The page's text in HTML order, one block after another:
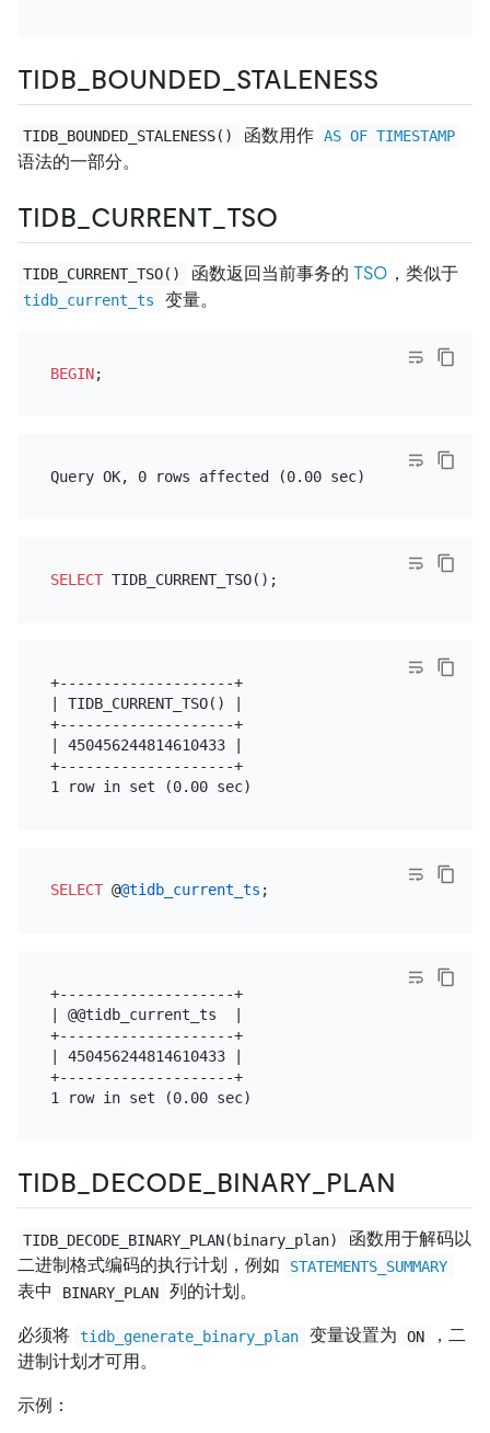
TIDB_BOUNDED_STALENESS
TIDB_BOUNDED_STALENESS() 函数用作 AS OF TIMESTAMP
语法的一部分。
TIDB_CURRENT_TSO
TIDB_CURRENT_TSO() 函数返回当前事务的 TSO ，类似于
tidb_current_ts 变量。
BEGIN
SELECT
+--------------------+
| TIDB_CURRENT_TSO() |
+--------------------+
| 450456244814610433 |
+--------------------+
SELECT @@tidb_current_ts
+--------------------+
| @@tidb_current_ts  |
+--------------------+
| 450456244814610433 |
+--------------------+
TIDB_DECODE_BINARY_PLAN
TIDB_DECODE_BINARY_PLAN(binary_plan)
函数用于解码以
二进制格式编码的执行计划，例如
STATEMENTS_SUMMARY
表中 BINARY_PLAN 列的计划。
必须将 tidb_generate_binary_plan 变量设置为 ON
，二
进制计划才可用。
示例：